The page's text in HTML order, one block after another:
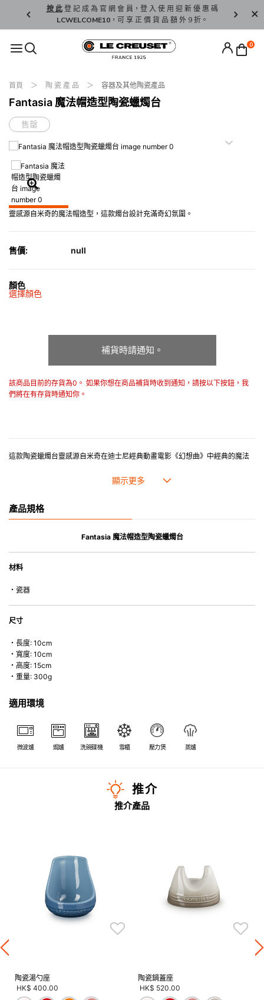
按 此登 記 成 為 官 網 會 員，登 入 使 用 迎 新 優 惠 碼
LCWELCOME10，可 享 正 價 貨 品 額 外 9 折。
香 港 / 澳
0
首頁 陶 瓷 產 品 容器及其他陶瓷產品
Fantasia 魔法帽造型陶瓷蠟燭台
售罄
靈感源自米奇的魔法帽造型，這款燭台設計充滿奇幻氛圍。
售價: null
顏色
選擇顏色
補貨時請通知。
該商品目前的存貨為0。 如果你想在商品補貨時收到通知，請按以下按鈕，我
們將在有存貨時通知你。
這款陶瓷蠟燭台靈感源自米奇在迪士尼經典動畫電影《幻想曲》中經典的魔法
爍時，彷彿喚起《幻想曲》中寧靜而奇幻的世界。設計融合奇幻魅力與優雅風
Le Creuset 陶瓷產品具備卓越的耐熱與耐冷性能，適用於雪櫃與冰格，亦可放
產品規格
Fantasia 魔法帽造型陶瓷蠟燭台
材料
・瓷器
尺寸
・長度: 10cm
・寬度: 10cm
・高度: 15cm
・重量: 300g
適用環境
微波爐 焗爐 洗碗碟機 雪櫃 壓力煲 蒸爐
推介
推介產品
陶瓷湯勺座
HK$ 400.00
陶瓷鍋蓋座
HK$ 520.00